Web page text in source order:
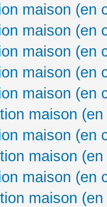
maison (en
maison (en
maison (en
maison (en
maison (en
maison
maison (en
maison
maison (en
maison